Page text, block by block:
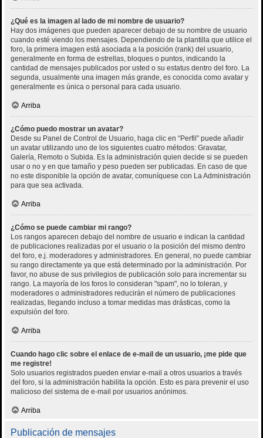
¿Qué es la imagen al lado de mi nombre de usuario?
Hay dos imágenes que pueden aparecer debajo de su nombre de usuario
cuando esté viendo los mensajes. Dependiendo de la plantilla que utilice el
foro, la primera imagen está asociada a la posición (rank) del usuario,
generalmente en forma de estrellas, bloques o puntos, indicando la
cantidad de mensajes publicados por usted o su estatus dentro del foro. La
segunda, usualmente una imagen más grande, es conocida como avatar y
generalmente es única o personal para cada usuario.
Arriba
¿Cómo puedo mostrar un avatar?
Desde su Panel de Control de Usuario, haga clic en “Perfil” puede añadir
un avatar utilizando uno de los siguientes cuatro métodos: Gravatar,
Galería, Remoto o Subida. Es la administración quien decide si se pueden
usar o no y en que tamaño y peso pueden ser publicadas. En caso de que
no este disponible la opción de avatar, comuníquese con La Administración
para que sea activada.
Arriba
¿Cómo se puede cambiar mi rango?
Los rangos aparecen debajo del nombre de usuario e indican la cantidad
de publicaciones realizadas por el usuario o la posición del mismo dentro
del foro, e.j. moderadores y administradores. En general, no puede cambiar
su rango directamente ya que está determinado por la administración. Por
favor, no abuse de sus privilegios de publicación solo para incrementar su
rango. La mayoría de los foros lo consideran "spam", no lo toleran, y
moderadores o administradores reducirán el número de publicaciones
realizadas, llegando incluso a tomar medidas mas drásticas, como la
expulsión del foro.
Arriba
Cuando hago clic sobre el enlace de e-mail de un usuario, ¡me pide que
me registre!
Solo usuarios registrados pueden enviar e-mail a otros usuarios a través
del foro, si la administración habilita la opción. Esto es para prevenir el uso
malicioso del sistema de e-mail por usuarios anónimos.
Arriba
Publicación de mensajes